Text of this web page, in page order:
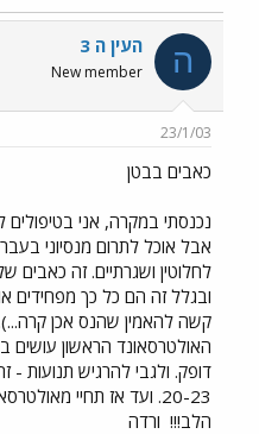
ה העין ה 3
New member
23/1/03
כאבים בבטן
נכנסתי במקרה, אני
אבל אוכל לתרום מנסיוני
לחלוטין ושגרתיים. זה
ובגלל זה הם כל כך מפחידים
קשה להאמין שהנס אכן
האולטרסאונד הראשון עושים
דופק. ולגבי להרגיש תנועות -
20-23. ועד אז תחיי
הלב!!! ורדה